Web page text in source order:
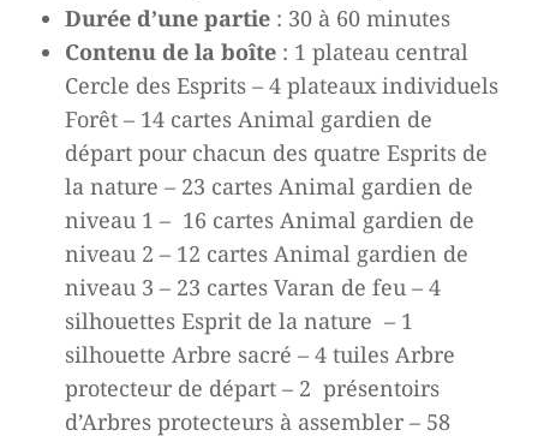
Durée d’une partie: 30 à 60 minutes
Contenu de la boîte: 1 plateau central
Cercle des Esprits – 4 plateaux individuels
Forêt – 14 cartes Animal gardien de
départ pour chacun des quatre Esprits de
la nature – 23 cartes Animal gardien de
niveau 1 – 16 cartes Animal gardien de
niveau 2 – 12 cartes Animal gardien de
niveau 3 – 23 cartes Varan de feu – 4
silhouettes Esprit de la nature – 1
silhouette Arbre sacré – 4 tuiles Arbre
protecteur de départ – 2 présentoirs
d’Arbres protecteurs à assembler – 58